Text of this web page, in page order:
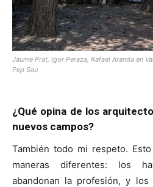
Jaume Prat, Igor Peraza, Rafael Aranda en
Pep Sau
¿Qué opina de los
nuevos campos?
También todo mi respeto.
maneras diferentes: los
abandonan la profesión, y